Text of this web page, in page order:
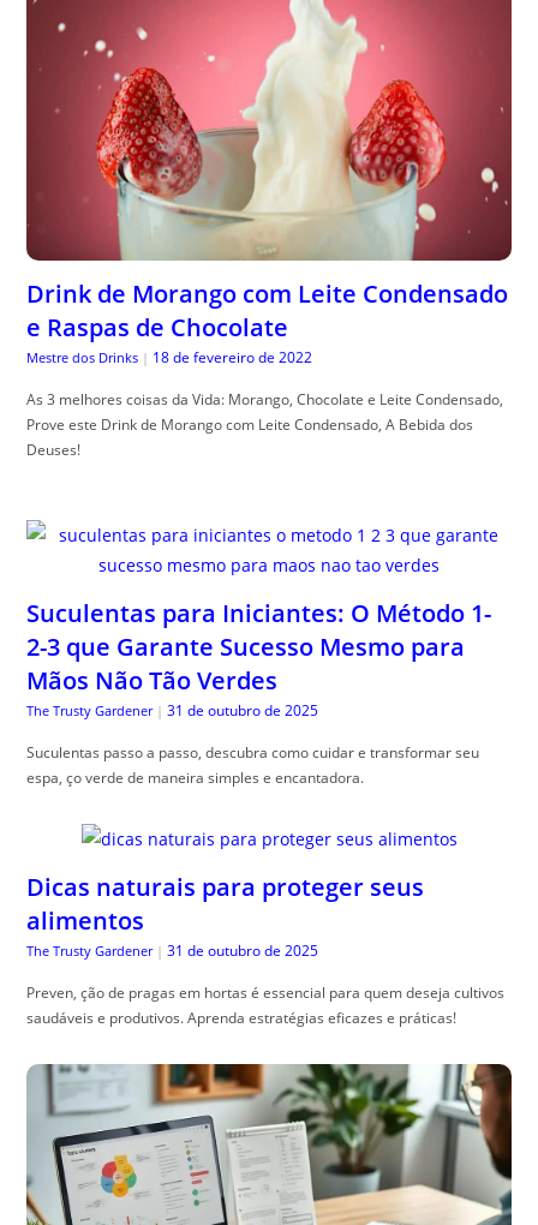
Drink de Morango com Leite Condensado
e Raspas de Chocolate
Mestre dos Drinks | 18 de fevereiro de 2022
As 3 melhores coisas da Vida: Morango, Chocolate e Leite Condensado,
Prove este Drink de Morango com Leite Condensado, A Bebida dos
Deuses!
Suculentas para Iniciantes: O Método 1-
2-3 que Garante Sucesso Mesmo para
Mãos Não Tão Verdes
The Trusty Gardener | 31 de outubro de 2025
Suculentas passo a passo, descubra como cuidar e transformar seu
espa, ço verde de maneira simples e encantadora.
Dicas naturais para proteger seus
alimentos
The Trusty Gardener | 31 de outubro de 2025
Preven, ção de pragas em hortas é essencial para quem deseja cultivos
saudáveis e produtivos. Aprenda estratégias eficazes e práticas!